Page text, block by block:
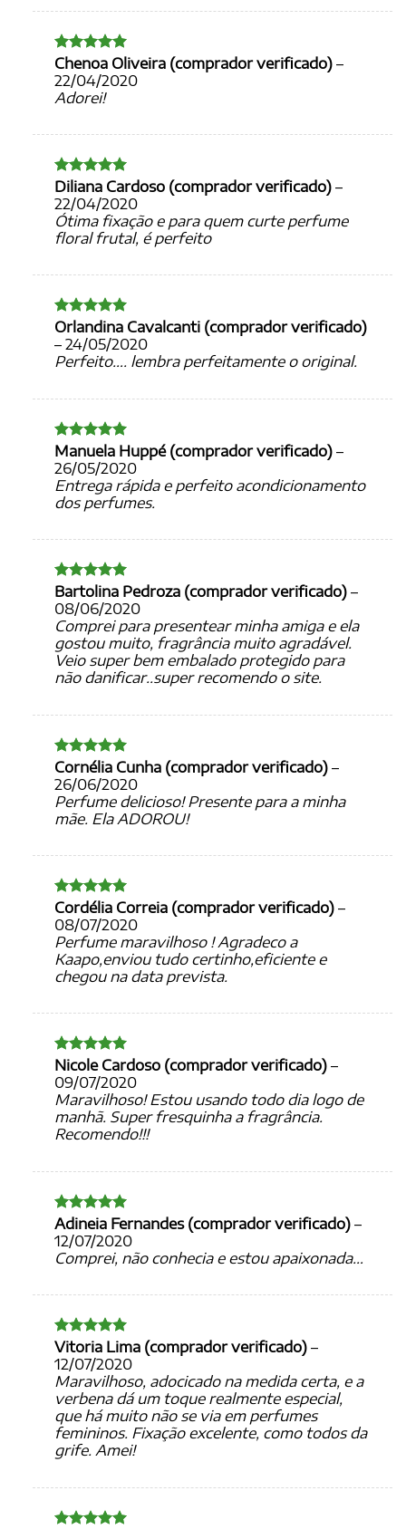
Avaliação5
de 5
Chenoa Oliveira (comprador verificado) –
22/04/2020
Adorei!
Avaliação5
de 5
Diliana Cardoso (comprador verificado) –
22/04/2020
Ótima fixação e para quem curte perfume
floral frutal, é perfeito
Avaliação5
de 5
Orlandina Cavalcanti (comprador verificado)
– 24/05/2020
Perfeito…. lembra perfeitamente o original.
Avaliação 5
de 5
Manuela Huppé (comprador verificado) –
26/05/2020
Entrega rápida e perfeito acondicionamento
dos perfumes.
Avaliação5
de 5
Bartolina Pedroza (comprador verificado) –
08/06/2020
Comprei para presentear minha amiga e ela
gostou muito, fragrância muito agradável.
Veio super bem embalado protegido para
não danificar..super recomendo o site.
Avaliação5
de 5
Cornélia Cunha (comprador verificado) –
26/06/2020
Perfume delicioso! Presente para a minha
mãe. Ela ADOROU!
Avaliação5
de 5
Cordélia Correia (comprador verificado) –
08/07/2020
Perfume maravilhoso ! Agradeco a
Kaapo,enviou tudo certinho,eficiente e
chegou na data prevista.
Avaliação5
de 5
Nicole Cardoso (comprador verificado) –
09/07/2020
Maravilhoso! Estou usando todo dia logo de
manhã. Super fresquinha a fragrância.
Recomendo!!!
Avaliação5
de 5
Adineia Fernandes (comprador verificado) –
12/07/2020
Comprei, não conhecia e estou apaixonada…
Avaliação5
de 5
Vitoria Lima (comprador verificado) –
12/07/2020
Maravilhoso, adocicado na medida certa, e a
verbena dá um toque realmente especial,
que há muito não se via em perfumes
femininos. Fixação excelente, como todos da
grife. Amei!